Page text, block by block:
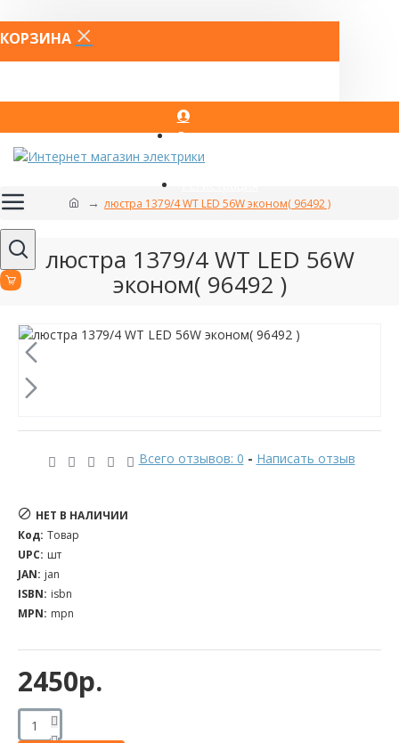
КОРЗИНА
Вход
люстра 1379/4 WT LED 56W эконом( 96492 )
люстра 1379/4 WT LED 56W
эконом( 96492 )
Всего отзывов: 0 - Написать отзыв
2450р.
НЕТ В НАЛИЧИИ
Код: Товар
UPC: шт
JAN: jan
ISBN: isbn
MPN: mpn